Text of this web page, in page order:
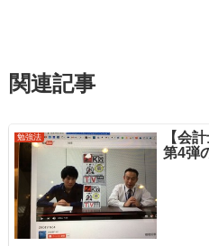
関連記事
勉強法
【会
第4弾